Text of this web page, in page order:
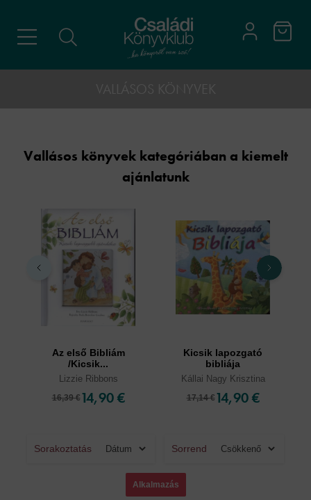
Vallásos könyvek kategóriában a kiemelt
ajánlatunk
Az első Bibliám
/Kicsik...
Lizzie Ribbons
16,39 € 14,90 €
Kicsik lapozgató
bibliája
Kállai Nagy Krisztina
17,14 € 14,90 €
Sorakoztatás Sorrend